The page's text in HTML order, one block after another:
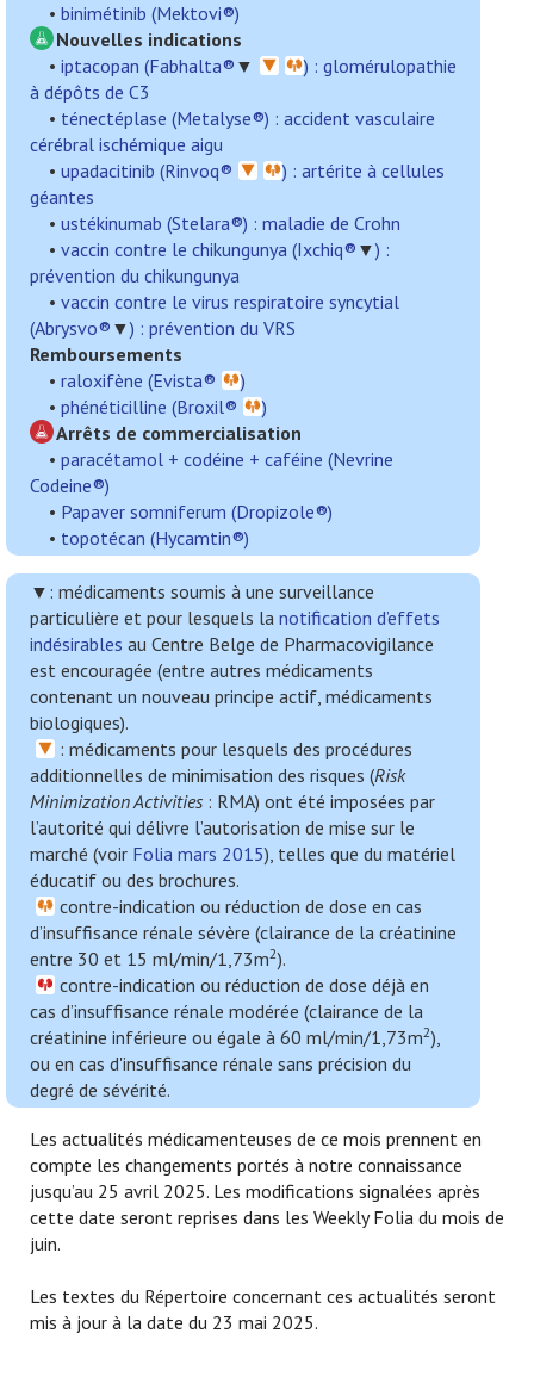
• binimétinib (Mektovi®)
Nouvelles indications
• iptacopan (Fabhalta® ▼
) : glomérulopathie
à dépôts de C3
• ténectéplase (Metalyse®) : accident vasculaire
cérébral ischémique aigu
• upadacitinib (Rinvoq®
) : artérite à cellules
géantes
• ustékinumab (Stelara®) : maladie de Crohn
• vaccin contre le chikungunya (Ixchiq® ▼) :
prévention du chikungunya
• vaccin contre le virus respiratoire syncytial
(Abrysvo® ▼) : prévention du VRS
Remboursements
• raloxifène (Evista®
)
• phénéticilline (Broxil®
)
Arrêts de commercialisation
• paracétamol + codéine + caféine (Nevrine
Codeine®)
• Papaver somniferum (Dropizole®)
• topotécan (Hycamtin®)
▼: médicaments soumis à une surveillance
particulière et pour lesquels la notification d’effets
indésirables au Centre Belge de Pharmacovigilance
est encouragée (entre autres médicaments
contenant un nouveau principe actif, médicaments
biologiques).
: médicaments pour lesquels des procédures
additionnelles de minimisation des risques (Risk
Minimization Activities : RMA) ont été imposées par
l’autorité qui délivre l’autorisation de mise sur le
marché (voir Folia mars 2015), telles que du matériel
éducatif ou des brochures.
contre-indication ou réduction de dose en cas
d’insuffisance rénale sévère (clairance de la créatinine
entre 30 et 15 ml/min/1,73m2).
contre-indication ou réduction de dose déjà en
cas d’insuffisance rénale modérée (clairance de la
créatinine inférieure ou égale à 60 ml/min/1,73m2),
ou en cas d'insuffisance rénale sans précision du
degré de sévérité.
Les actualités médicamenteuses de ce mois prennent en
compte les changements portés à notre connaissance
jusqu’au 25 avril 2025. Les modifications signalées après
cette date seront reprises dans les Weekly Folia du mois de
juin.
Les textes du Répertoire concernant ces actualités seront
mis à jour à la date du 23 mai 2025.